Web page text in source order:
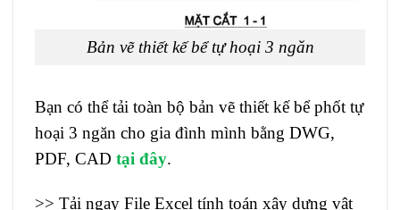
Bản vẽ thiết kế bể tự hoại 3 ngăn
Bạn có thể tải toàn bộ bản vẽ thiết kế bể phốt tự
hoại 3 ngăn cho gia đình mình bằng DWG,
PDF, CAD tại đây.
>> Tải ngay File Excel tính toán xây dựng vật